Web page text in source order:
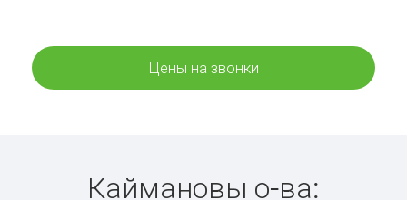
Цены на звонки
Каймановы о-ва: